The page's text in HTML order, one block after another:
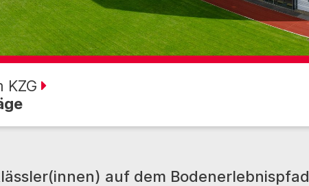
KZG
auf dem Bodenerlebnispfad